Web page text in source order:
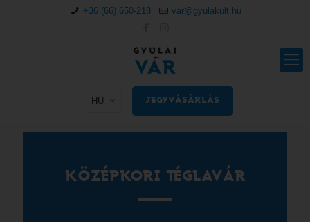
+36 (66) 650-218 var@gyulakult.hu
HU JEGYVÁSÁRLÁS
KÖZÉPKORI TÉGLAVÁR